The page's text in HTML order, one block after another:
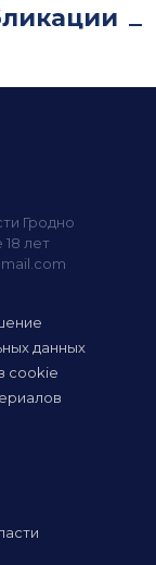
Гродно
лет
данных
cookie